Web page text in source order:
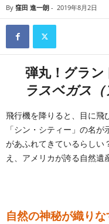
By 窪田 進一朗 - 2019年8月2日
弾丸！グラ
ラスベガス（
飛行機を降りると、目に飛
「シン・シティー」の名
があふれてきているらしい
え、アメリカが誇る自然遺
自然の神秘が織り